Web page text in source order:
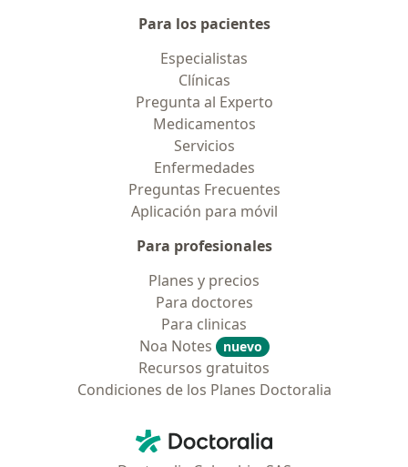
Para los pacientes
Especialistas
Clínicas
Pregunta al Experto
Medicamentos
Servicios
Enfermedades
Preguntas Frecuentes
Aplicación para móvil
Para profesionales
Planes y precios
Para doctores
Para clinicas
Noa Notes
nuevo
Recursos gratuitos
Condiciones de los Planes Doctoralia
Doctoralia - Página de inicio